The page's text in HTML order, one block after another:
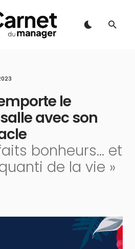
le
avec son
bonheurs… et
de la vie »